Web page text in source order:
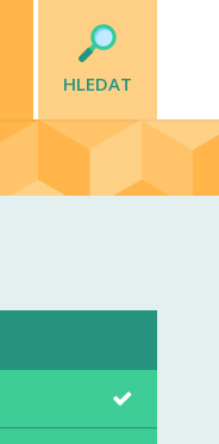
HLEDAT